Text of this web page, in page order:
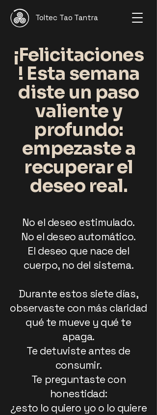
Toltec Tao Tantra
¡Felicitaciones
! Esta semana
diste un paso
valiente y
profundo:
empezaste a
recuperar el
deseo real.
No el deseo estimulado.
No el deseo automático.
El deseo que nace del
cuerpo, no del sistema.
Durante estos siete días,
observaste con más claridad
qué te mueve y qué te
apaga.
Te detuviste antes de
consumir.
Te preguntaste con
honestidad:
¿esto lo quiero yo o lo quiere